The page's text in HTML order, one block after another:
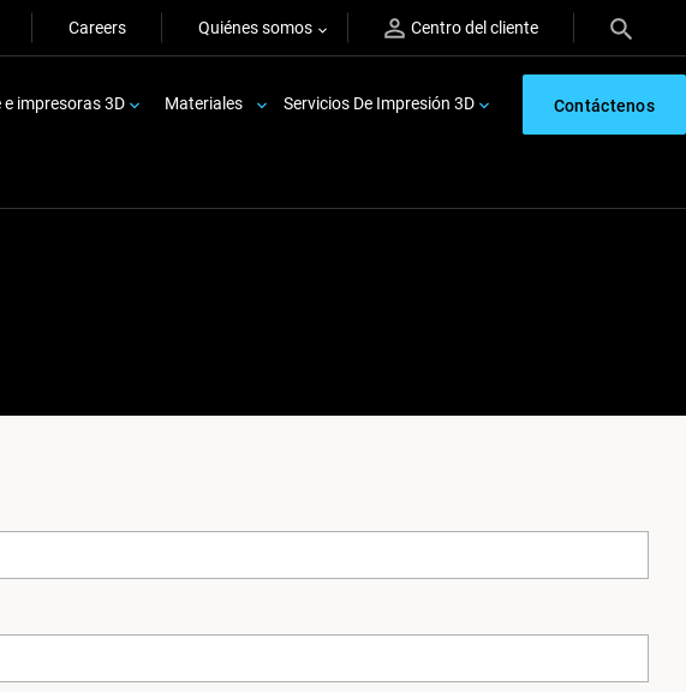
Careers Quiénes somos Centro del cliente
impresoras 3D Materiales Servicios De Impresión 3D Contáctenos